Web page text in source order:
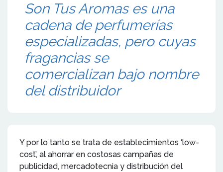
Son Tus Aromas es una
cadena de perfumerías
especializadas, pero cuyas
fragancias se
comercializan bajo nombre
del distribuidor
Y por lo tanto se trata de establecimientos ‘low-
cost’, al ahorrar en costosas campañas de
publicidad, mercadotecnia y distribución del